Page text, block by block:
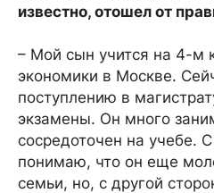
известно, отошел от
– Мой сын учится на 4-м
экономики в Москве.
поступлению в
экзамены. Он много
сосредоточен на учебе.
понимаю, что он еще
семьи, но, с другой